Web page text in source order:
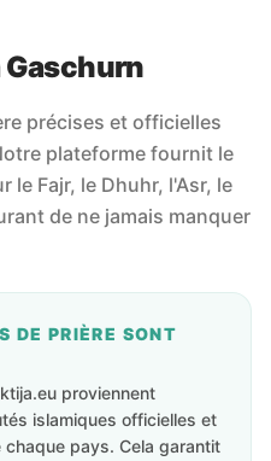
Gaschurn
précises et officielles
plateforme fournit le
le Fajr, le Dhuhr, l'Asr, le
de ne jamais manquer
DE PRIÈRE SONT
proviennent
islamiques officielles et
pays. Cela garantit